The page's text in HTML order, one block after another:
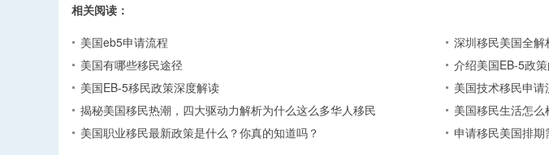
相关阅读：
美国eb5申请流程
深圳移民美国全
美国有哪些移民途径
介绍美国EB-5政
美国EB-5移民政策深度解读
美国技术移民申
揭秘美国移民热潮，四大驱动力解析为什么这么多华人移民
美国移民生活怎
美国职业移民最新政策是什么？你真的知道吗？
申请移民美国排期